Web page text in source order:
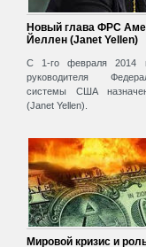
Новый глава ФРС
Йеллен (Janet Yellen)
С 1-го февраля 2014
руководителя
системы США
(Janet Yellen).
Мировой кризис и